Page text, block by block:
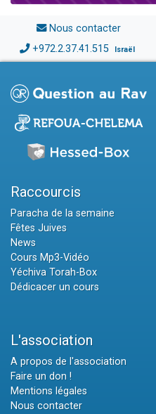
Nous contacter
+972.2.37.41.515 Israël
Raccourcis
Paracha de la semaine
Fêtes Juives
News
Cours Mp3-Vidéo
Yéchiva Torah-Box
Dédicacer un cours
L'association
A propos de l'association
Faire un don !
Mentions légales
Nous contacter